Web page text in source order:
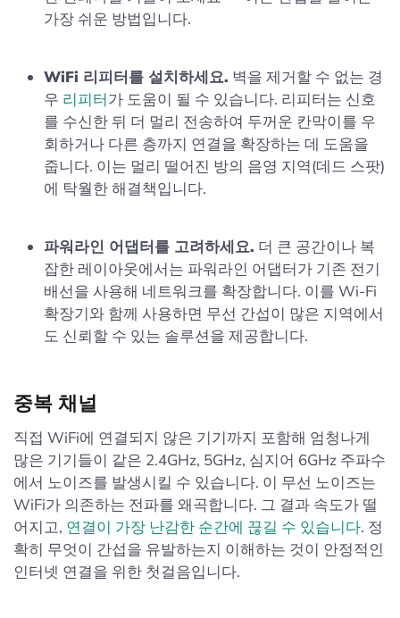
가장 쉬운 방법입니다.
WiFi 리피터를 설치하세요. 벽을 제거할 수 없는 경
우 리피터가 도움이 될 수 있습니다. 리피터는 신호
를 수신한 뒤 더 멀리 전송하여 두꺼운 칸막이를 우
회하거나 다른 층까지 연결을 확장하는 데 도움을
줍니다. 이는 멀리 떨어진 방의 음영 지역(데드 스팟)
에 탁월한 해결책입니다.
파워라인 어댑터를 고려하세요. 더 큰 공간이나 복
잡한 레이아웃에서는 파워라인 어댑터가 기존 전기
배선을 사용해 네트워크를 확장합니다. 이를 Wi-Fi
확장기와 함께 사용하면 무선 간섭이 많은 지역에서
도 신뢰할 수 있는 솔루션을 제공합니다.
중복 채널
직접 WiFi에 연결되지 않은 기기까지 포함해 엄청나게
많은 기기들이 같은 2.4GHz, 5GHz, 심지어 6GHz 주파수
에서 노이즈를 발생시킬 수 있습니다. 이 무선 노이즈는
WiFi가 의존하는 전파를 왜곡합니다. 그 결과 속도가 떨
어지고, 연결이 가장 난감한 순간에 끊길 수 있습니다. 정
확히 무엇이 간섭을 유발하는지 이해하는 것이 안정적인
인터넷 연결을 위한 첫걸음입니다.